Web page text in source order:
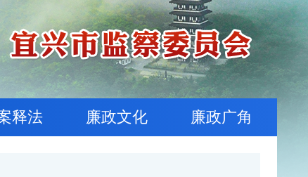
释法 廉政文化 廉政广角